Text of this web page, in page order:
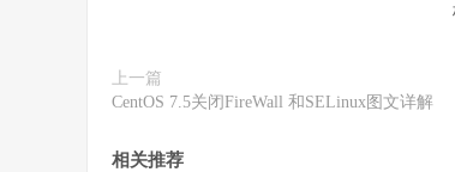
上一篇
CentOS 7.5关闭FireWall 和SELinux图文详解
相关推荐